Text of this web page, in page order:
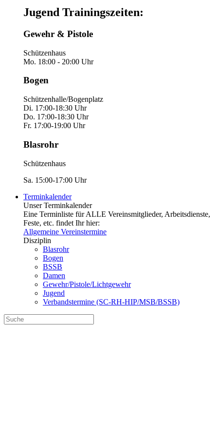
Jugend Trainingszeiten:
Gewehr & Pistole
Schützenhaus
Mo. 18:00 - 20:00 Uhr
Bogen
Schützenhalle/Bogenplatz
Di. 17:00-18:30 Uhr
Do. 17:00-18:30 Uhr
Fr. 17:00-19:00 Uhr
Blasrohr
Schützenhaus
Sa. 15:00-17:00 Uhr
Terminkalender
Unser Terminkalender
Eine Terminliste für ALLE Vereinsmitglieder, Arbeitsdienste,
Feste, etc. findet Ihr hier:
Allgemeine Vereinstermine
Disziplin
Blasrohr
Bogen
BSSB
Damen
Gewehr/Pistole/Lichtgewehr
Jugend
Verbandstermine (SC-RH-HIP/MSB/BSSB)